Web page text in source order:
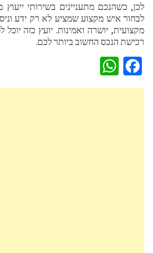
לכן, כשהנכם מתעניינים בשירותי
לבחור איש מקצוע שמציע לא רק ידע
מקצועית, יושרה ואמינות. יועץ כזה
רכישת הנכס החשוב ביותר לכם.
Facebook